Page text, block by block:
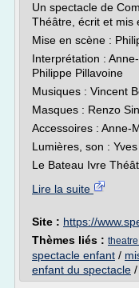
Un spectacle de
Théâtre, écrit et mis
Mise en scène :
Interprétation :
Philippe Pillavoine
Musiques : Vincent
Masques : Renzo
Accessoires : Anne-
Lumières, son :
Le Bateau Ivre
Lire la suite
Site : https://
Thèmes liés :
spectacle enfant /
enfant du spectacle /